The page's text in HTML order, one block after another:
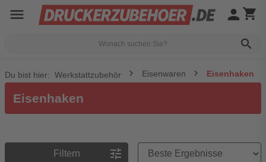
menu
search
person shopping_cart
Du bist hier: Werkstattzubehör Eisenwaren Eisenhaken
Eisenhaken
Filtern tune
Preisreihenfolge